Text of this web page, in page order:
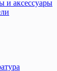
и аксессуары